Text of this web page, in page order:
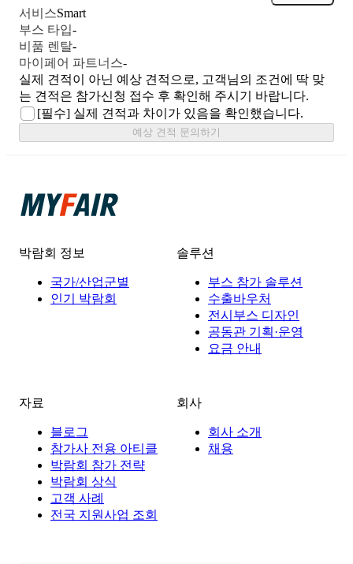
서비스Smart
부스 타입-
비품 렌탈-
마이페어 파트너스-
실제 견적이 아닌 예상 견적으로, 고객님의 조건에 딱 맞
는 견적은 참가신청 접수 후 확인해 주시기 바랍니다.
[필수] 실제 견적과 차이가 있음을 확인했습니다.
예상 견적 문의하기
박람회 정보
국가/산업군별
인기 박람회
솔루션
부스 참가 솔루션
수출바우처
전시부스 디자인
공동관 기획·운영
요금 안내
자료
블로그
참가사 전용 아티클
박람회 참가 전략
박람회 상식
고객 사례
전국 지원사업 조회
회사
회사 소개
채용